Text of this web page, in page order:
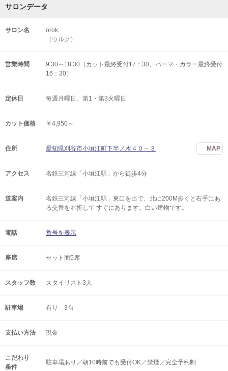
サロンデータ
サロン名
orok
（ウルク）
営業時間
9:30～18:30（カット最終受付17：30、パーマ・カラー最終受付
16：30）
定休日 毎週月曜日、第1・第3火曜日
カット価格 ￥4,950～
住所 愛知県刈谷市小垣江町下半ノ木４０－３ MAP
アクセス 名鉄三河線「小垣江駅」から徒歩4分
道案内
名鉄三河線「小垣江駅」東口を出で、北に200M歩くと右手にあ
る交番を右折して すぐにあります。白い建物です。
電話 番号を表示
座席 セット面5席
スタッフ数 スタイリスト3人
駐車場 有り 3台
支払い方法 現金
こだわり
条件
駐車場あり／朝10時前でも受付OK／禁煙／完全予約制